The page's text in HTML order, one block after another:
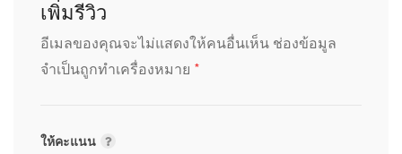
เพิ่มรีวิว
อีเมลของคุณจะไม่แสดงให้คนอื่นเห็น ช่องข้อมูล
จำเป็นถูกทำเครื่องหมาย *
ให้คะแนน